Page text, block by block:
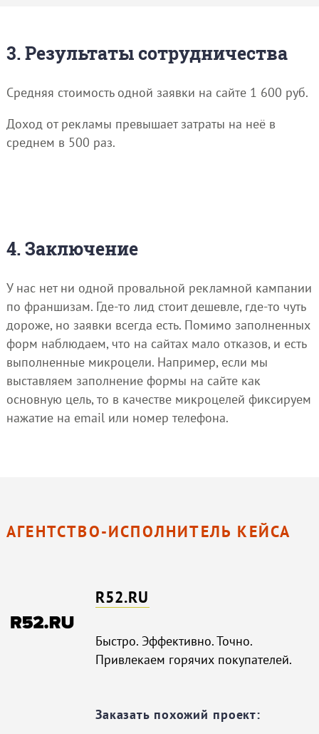
3. Результаты сотрудничества
Средняя стоимость одной заявки на сайте 1 600 руб.
Доход от рекламы превышает затраты на неё в
среднем в 500 раз.
4. Заключение
У нас нет ни одной провальной рекламной кампании
по франшизам. Где-то лид стоит дешевле, где-то чуть
дороже, но заявки всегда есть. Помимо заполненных
форм наблюдаем, что на сайтах мало отказов, и есть
выполненные микроцели. Например, если мы
выставляем заполнение формы на сайте как
основную цель, то в качестве микроцелей фиксируем
нажатие на email или номер телефона.
АГЕНТСТВО-ИСПОЛНИТЕЛЬ КЕЙСА
R52.RU
Быстро. Эффективно. Точно.
Привлекаем горячих покупателей.
Заказать похожий проект: